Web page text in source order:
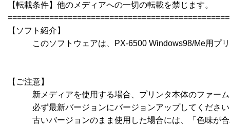
【転載条件】他のメディアへの一切の転載を禁じます。
【ソフト紹介】
このソフトウェアは、PX-6500 Windows98/Me用プリ
【ご注意】
新メディアを使用する場合、プリンタ本体のファーム
必ず最新バージョンにバージョンアップしてください
古いバージョンのまま使用した場合には、「色味が合